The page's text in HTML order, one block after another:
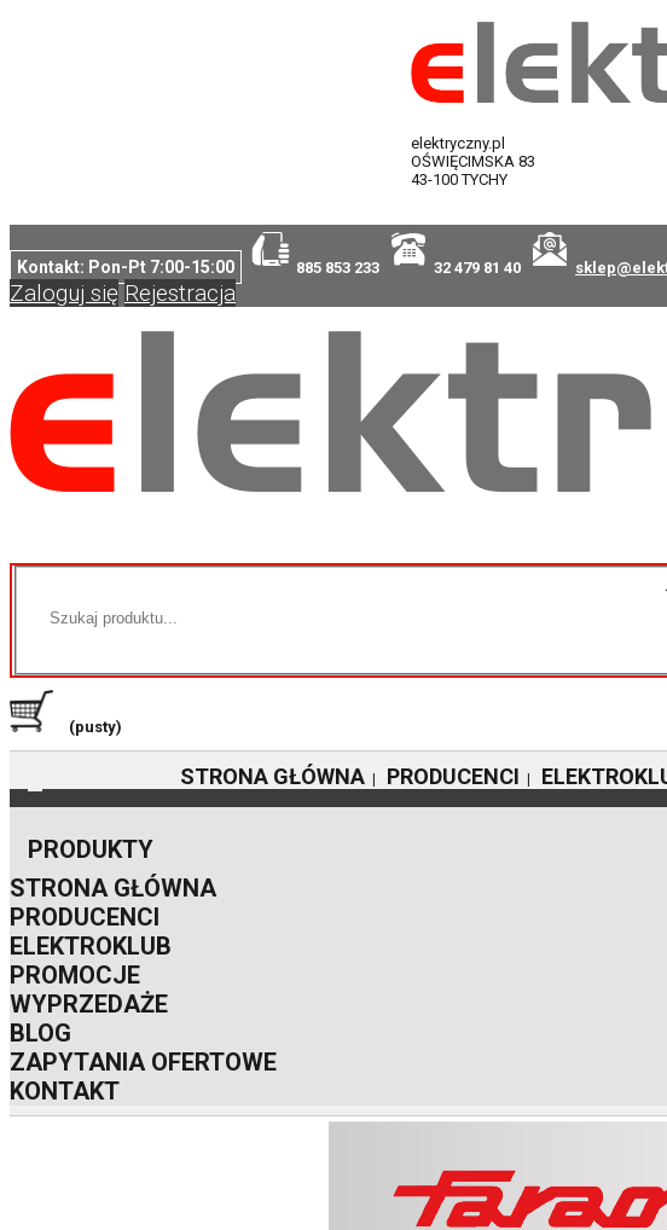
elektryczny.pl
OŚWIĘCIMSKA 83
43-100 TYCHY
Kontakt: Pon-Pt 7:00-15:00 885 853 233 32 479 81 40
Zaloguj się Rejestracja
(pusty)
STRONA GŁÓWNA | PRODUCENCI |
PRODUKTY
STRONA GŁÓWNA
PRODUCENCI
ELEKTROKLUB
PROMOCJE
WYPRZEDAŻE
BLOG
ZAPYTANIA OFERTOWE
KONTAKT